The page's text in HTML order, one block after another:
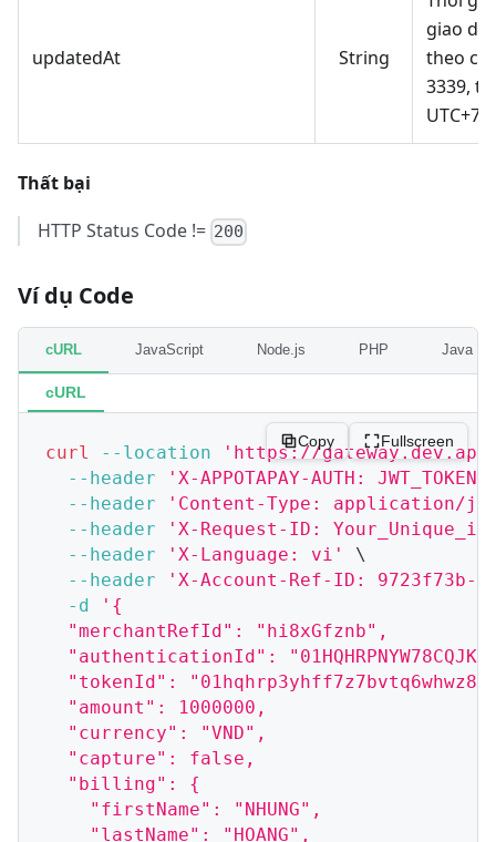
updatedAt String
giao
theo
3339,
UTC+7
Thất bại
HTTP Status Code != 200
Ví dụ Code
cURL JavaScript Node.js PHP Java
cURL
Copy Fullscreen
curl --location
'https://
--header
'X-APPOTAPAY-AUTH: JWT_TOKEN'
--header
'Content-Type: application/
--header
'X-Request-ID:
--header
'X-Language: vi'
\
--header
'X-Account-Ref-ID: 9723f73b-
-d
'{
  "merchantRefId": "hi8xGfznb",
"authenticationId":
"tokenId":
  "amount": 1000000,
  "currency": "VND",
  "capture": false,
  "billing": {
    "firstName": "NHUNG",
    "lastName": "HOANG",